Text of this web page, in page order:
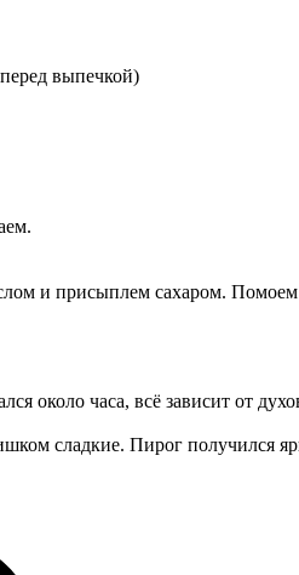
выпечкой)
и присыплем сахаром.
около часа, всё зависит от
сладкие. Пирог получился